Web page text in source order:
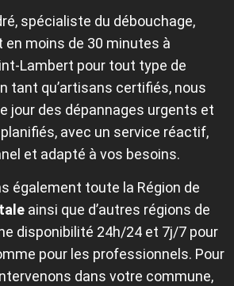
spécialiste du débouchage,
en moins de 30 minutes à
pour tout type de
tant qu’artisans certifiés, nous
jour des dépannages urgents et
avec un service réactif,
et adapté à vos besoins.
également toute la Région de
ainsi que d’autres régions de
disponibilité 24h/24 et 7j/7 pour
pour les professionnels. Pour
dans votre commune,